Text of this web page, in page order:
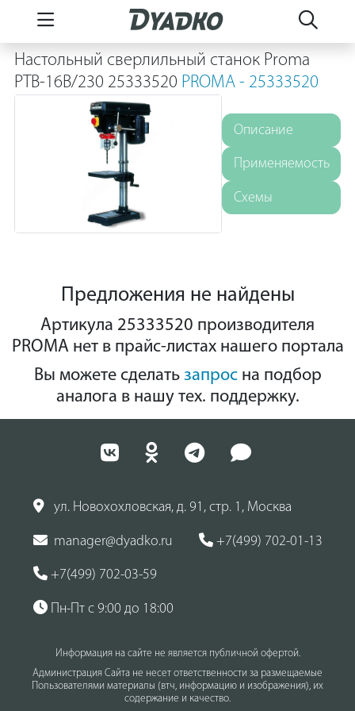
Настольный сверлильный станок Proma
PTB-16B/230 25333520 PROMA - 25333520
Описание
Применяемость
Схемы
Предложения не найдены
Артикула 25333520 производителя
PROMA нет в прайс-листах нашего портала
Вы можете сделать запросна подбор
аналога в нашу тех. поддержку.
ул. Новохохловская, д. 91, стр. 1, Москва
manager@dyadko.ru +7(499) 702-01-13
+7(499) 702-03-59
Пн-Пт с 9:00 до 18:00
Информация на сайте не является публичной офертой.
Администрация Сайта не несет ответственности за размещаемые
Пользователями материалы (втч, информацию и изображения), их
содержание и качество.